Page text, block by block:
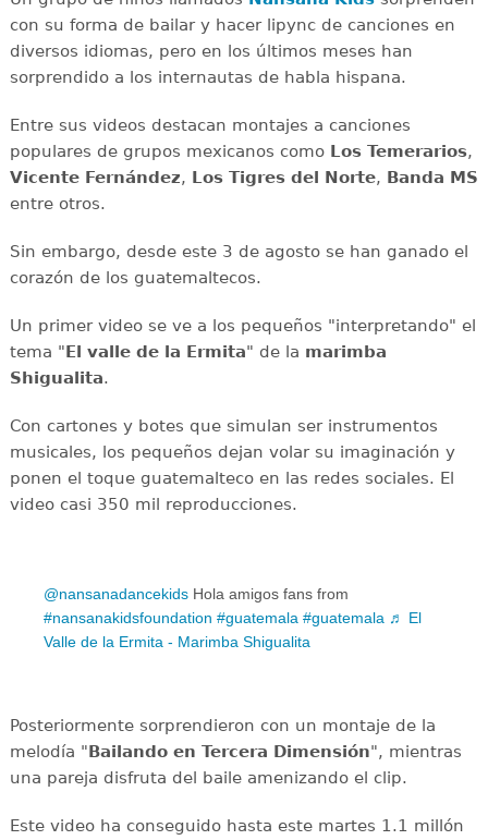
con su forma de bailar y hacer lipync de canciones en
diversos idiomas, pero en los últimos meses han
sorprendido a los internautas de habla hispana.
Entre sus videos destacan montajes a canciones
populares de grupos mexicanos como Los Temerarios,
Vicente Fernández, Los Tigres del Norte, Banda MS
entre otros.
Sin embargo, desde este 3 de agosto se han ganado el
corazón de los guatemaltecos.
Un primer video se ve a los pequeños "interpretando" el
tema " El valle de la Ermita" de la marimba
Shigualita.
Con cartones y botes que simulan ser instrumentos
musicales, los pequeños dejan volar su imaginación y
ponen el toque guatemalteco en las redes sociales. El
video casi 350 mil reproducciones.
@nansanadancekids Hola amigos fans from
#nansanakidsfoundation #guatemala #guatemala ♬ El
Valle de la Ermita - Marimba Shigualita
Posteriormente sorprendieron con un montaje de la
melodía " Bailando en Tercera Dimensión", mientras
una pareja disfruta del baile amenizando el clip.
Este video ha conseguido hasta este martes 1.1 millón